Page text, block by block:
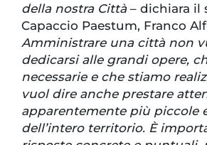
della nostra Città– dichiara il
Capaccio Paestum, Franco
Amministrare una città non
dedicarsi alle grandi opere,
necessarie e che stiamo
vuol dire anche prestare
apparentemente più piccole
dell’intero territorio. È